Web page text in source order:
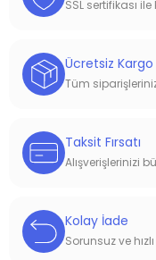
SSL sertifikası
Ücretsiz Kargo
Tüm
Taksit Fırsatı
Alışverişlerinizi
Kolay İade
Sorunsuz ve